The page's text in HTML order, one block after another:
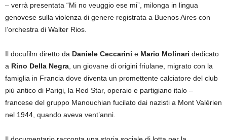
– verrà presentata “Mi no veuggio ese mi”, milonga in lingua
genovese sulla violenza di genere registrata a Buenos Aires con
l’orchestra di Walter Rios.
Il docufilm diretto da Daniele Ceccarini e Mario Molinari dedicato
a Rino Della Negra , un giovane di origini friulane, migrato con la
famiglia in Francia dove diventa un promettente calciatore del club
più antico di Parigi, la Red Star, operaio e partigiano italo –
francese del gruppo Manouchian fucilato dai nazisti a Mont Valérien
nel 1944, quando aveva vent’anni.